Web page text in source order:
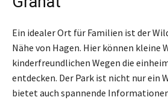
Ein idealer Ort für Familien ist der
Nähe von Hagen. Hier können kleine
kinderfreundlichen Wegen die
entdecken. Der Park ist nicht nur ein
bietet auch spannende